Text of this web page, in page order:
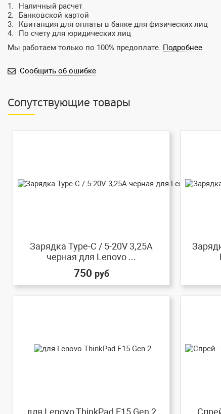
Наличный расчет
Банковской картой
Квитанция для оплаты в банке для физических лиц
По счету для юридических лиц
Мы работаем только по 100% предоплате. Подробнее
Сообщить об ошибке
Сопутствующие товары
Зарядка Type-C / 5-20V 3,25A
черная для Lenovo ...
750 руб
для Lenovo ThinkPad E15 Gen 2